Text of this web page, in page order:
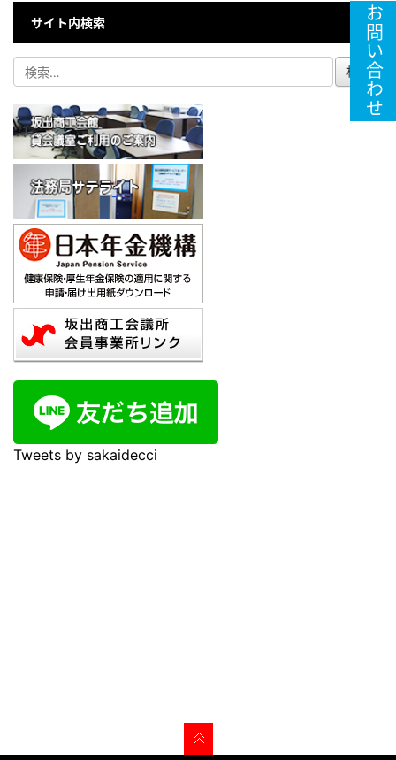
サイト内検索
Tweets by sakaidecci
お問い合わせ